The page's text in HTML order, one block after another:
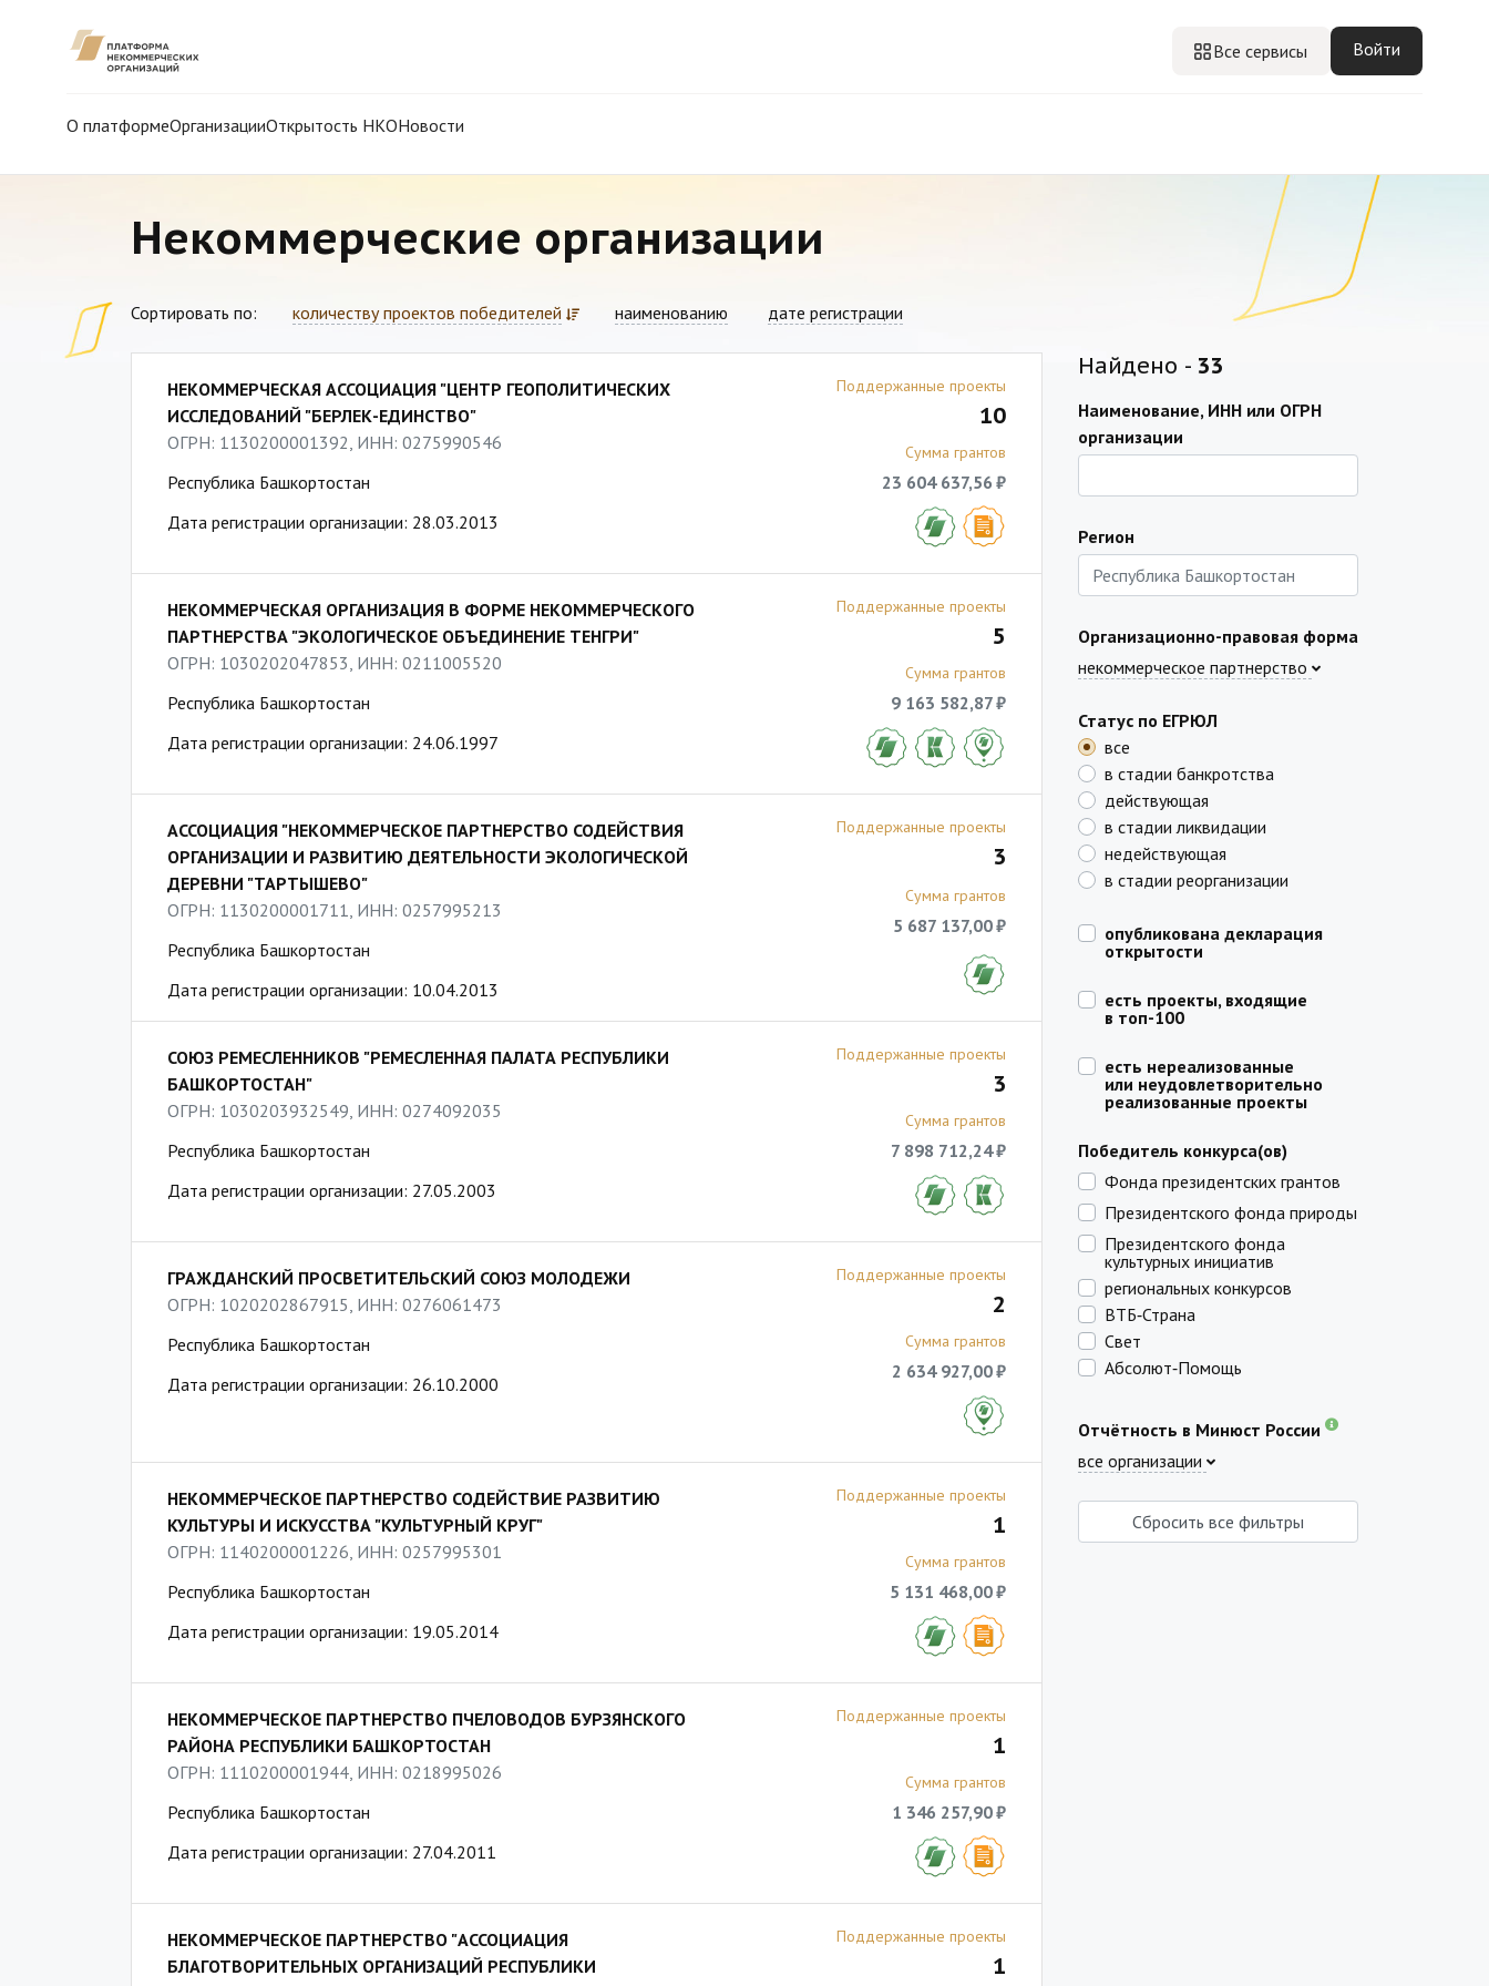
Все сервисы Войти
О платформеОрганизацииОткрытость НКОНовости
Некоммерческие организации
Сортировать по: количеству проектов победителей наименованию дате регистрации
НЕКОММЕРЧЕСКАЯ АССОЦИАЦИЯ "ЦЕНТР ГЕОПОЛИТИЧЕСКИХ
ИССЛЕДОВАНИЙ "БЕРЛЕК-ЕДИНСТВО"
ОГРН: 1130200001392, ИНН: 0275990546
Республика Башкортостан
Дата регистрации организации: 28.03.2013
Поддержанные проекты
10
Сумма грантов
23 604 637,56 ₽
НЕКОММЕРЧЕСКАЯ ОРГАНИЗАЦИЯ В ФОРМЕ НЕКОММЕРЧЕСКОГО
ПАРТНЕРСТВА "ЭКОЛОГИЧЕСКОЕ ОБЪЕДИНЕНИЕ ТЕНГРИ"
ОГРН: 1030202047853, ИНН: 0211005520
Республика Башкортостан
Дата регистрации организации: 24.06.1997
Поддержанные проекты
5
Сумма грантов
9 163 582,87 ₽
АССОЦИАЦИЯ "НЕКОММЕРЧЕСКОЕ ПАРТНЕРСТВО СОДЕЙСТВИЯ
ОРГАНИЗАЦИИ И РАЗВИТИЮ ДЕЯТЕЛЬНОСТИ ЭКОЛОГИЧЕСКОЙ
ДЕРЕВНИ "ТАРТЫШЕВО"
ОГРН: 1130200001711, ИНН: 0257995213
Республика Башкортостан
Дата регистрации организации: 10.04.2013
Поддержанные проекты
3
Сумма грантов
5 687 137,00 ₽
СОЮЗ РЕМЕСЛЕННИКОВ "РЕМЕСЛЕННАЯ ПАЛАТА РЕСПУБЛИКИ
БАШКОРТОСТАН"
ОГРН: 1030203932549, ИНН: 0274092035
Республика Башкортостан
Дата регистрации организации: 27.05.2003
Поддержанные проекты
3
Сумма грантов
7 898 712,24 ₽
ГРАЖДАНСКИЙ ПРОСВЕТИТЕЛЬСКИЙ СОЮЗ МОЛОДЕЖИ
ОГРН: 1020202867915, ИНН: 0276061473
Республика Башкортостан
Дата регистрации организации: 26.10.2000
Поддержанные проекты
2
Сумма грантов
2 634 927,00 ₽
НЕКОММЕРЧЕСКОЕ ПАРТНЕРСТВО СОДЕЙСТВИЕ РАЗВИТИЮ
КУЛЬТУРЫ И ИСКУССТВА "КУЛЬТУРНЫЙ КРУГ"
ОГРН: 1140200001226, ИНН: 0257995301
Республика Башкортостан
Дата регистрации организации: 19.05.2014
Поддержанные проекты
1
Сумма грантов
5 131 468,00 ₽
НЕКОММЕРЧЕСКОЕ ПАРТНЕРСТВО ПЧЕЛОВОДОВ БУРЗЯНСКОГО
РАЙОНА РЕСПУБЛИКИ БАШКОРТОСТАН
ОГРН: 1110200001944, ИНН: 0218995026
Республика Башкортостан
Дата регистрации организации: 27.04.2011
Поддержанные проекты
1
Сумма грантов
1 346 257,90 ₽
НЕКОММЕРЧЕСКОЕ ПАРТНЕРСТВО "АССОЦИАЦИЯ
БЛАГОТВОРИТЕЛЬНЫХ ОРГАНИЗАЦИЙ РЕСПУБЛИКИ
Поддержанные проекты
1
Найдено - 33
Наименование, ИНН или ОГРН
организации
Регион
Организационно-правовая форма
некоммерческое партнерство
Статус по ЕГРЮЛ
все
в стадии банкротства
действующая
в стадии ликвидации
недействующая
в стадии реорганизации
опубликована декларация
открытости
есть проекты, входящие
в топ-100
есть нереализованные
или неудовлетворительно
реализованные проекты
Победитель конкурса(ов)
Фонда президентских грантов
Президентского фонда природы
Президентского фонда
культурных инициатив
региональных конкурсов
ВТБ‑Страна
Свет
Абсолют‑Помощь
Отчётность в Минюст России
все организации
Сбросить все фильтры